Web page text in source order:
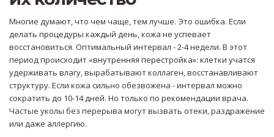
Многие думают, что чем чаще, тем лучше. Это ошибка. Если
делать процедуры каждый день, кожа не успевает
восстановиться. Оптимальный интервал - 2-4 недели. В этот
период происходит «внутренняя перестройка»: клетки учатся
удерживать влагу, вырабатывают коллаген, восстанавливают
структуру. Если кожа сильно обезвожена - интервал можно
сократить до 10-14 дней. Но только по рекомендации врача.
Частые уколы без перерыва могут вызвать отеки, раздражение
или даже аллергию.